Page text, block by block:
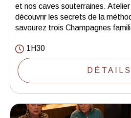
et nos caves souterraines.
découvrir les secrets de la
savourez trois Champagnes
1H30
DÉTAILS